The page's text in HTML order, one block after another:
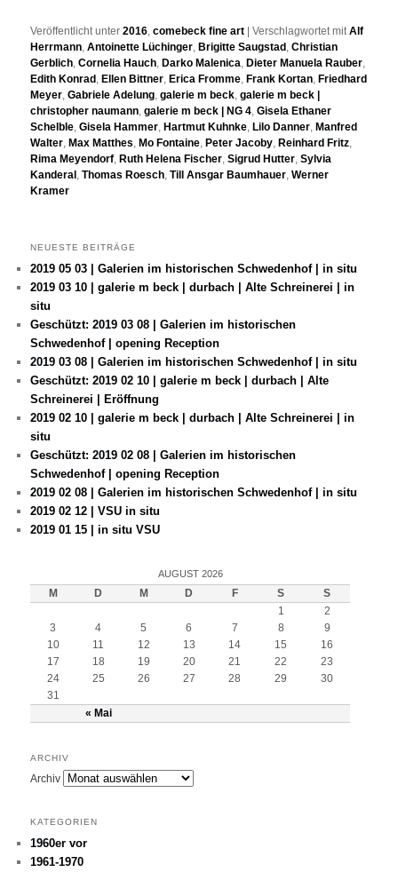
Veröffentlicht unter 2016 ,comebeck fine art |Verschlagwortet mit Alf
Herrmann ,Antoinette Lüchinger ,Brigitte Saugstad ,Christian
Gerblich ,Cornelia Hauch ,Darko Malenica ,Dieter Manuela Rauber
Edith Konrad ,Ellen Bittner ,Erica Fromme ,Frank Kortan ,Friedhard
Meyer ,Gabriele Adelung ,galerie m beck ,galerie m beck |
christopher naumann ,galerie m beck | NG 4 ,Gisela Ethaner
Schelble ,Gisela Hammer ,Hartmut Kuhnke ,Lilo Danner ,Manfred
Walter ,Max Matthes ,Mo Fontaine ,Peter Jacoby ,Reinhard Fritz
Rima Meyendorf ,Ruth Helena Fischer ,Sigrud Hutter ,Sylvia
Kanderal ,Thomas Roesch ,Till Ansgar Baumhauer ,Werner
Kramer
NEUESTE BEITRÄGE
2019 05 03 | Galerien im historischen Schwedenhof | in situ
2019 03 10 | galerie m beck | durbach | Alte Schreinerei | in
situ
Geschützt: 2019 03 08 | Galerien im historischen
Schwedenhof | opening Reception
2019 03 08 | Galerien im historischen Schwedenhof | in situ
Geschützt: 2019 02 10 | galerie m beck | durbach | Alte
Schreinerei | Eröffnung
2019 02 10 | galerie m beck | durbach | Alte Schreinerei | in
situ
Geschützt: 2019 02 08 | Galerien im historischen
Schwedenhof | opening Reception
2019 02 08 | Galerien im historischen Schwedenhof | in situ
2019 02 12 | VSU in situ
2019 01 15 | in situ VSU
AUGUST 2026
M D M D F S S
« Mai
1
2
3
4 5 6 7 8
9
10
11 12 13 14 15
16
17
18 19 20 21 22
23
24
25 26 27 28 29
30
31
ARCHIV
Archiv
KATEGORIEN
1960er vor
1961-1970